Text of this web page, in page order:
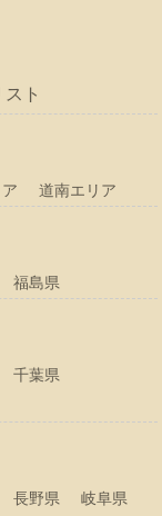
ト
道南エリア
福島県
千葉県
長野県
岐阜県